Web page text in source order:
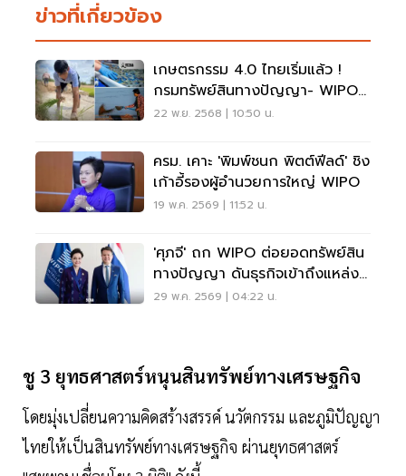
ข่าวที่เกี่ยวข้อง
เกษตรกรรม 4.0 ไทยเริ่มแล้ว !
กรมทรัพย์สินทางปัญญา- WIPO
หนุน SMEs ขยายตลาดโลก
22 พ.ย. 2568 | 10:50 น.
ครม. เคาะ 'พิมพ์ชนก พิตต์ฟีลด์' ชิง
เก้าอี้รองผู้อำนวยการใหญ่ WIPO
19 พ.ค. 2569 | 11:52 น.
'ศุภจี' ถก WIPO ต่อยอดทรัพย์สิน
ทางปัญญา ดันธุรกิจเข้าถึงแหล่ง
เงินทุนสะดวก
29 พ.ค. 2569 | 04:22 น.
ชู 3 ยุทธศาสตร์หนุนสินทรัพย์ทางเศรษฐกิจ
โดยมุ่งเปลี่ยนความคิดสร้างสรรค์ นวัตกรรม และภูมิปัญญา
ไทยให้เป็นสินทรัพย์ทางเศรษฐกิจ ผ่านยุทธศาสตร์